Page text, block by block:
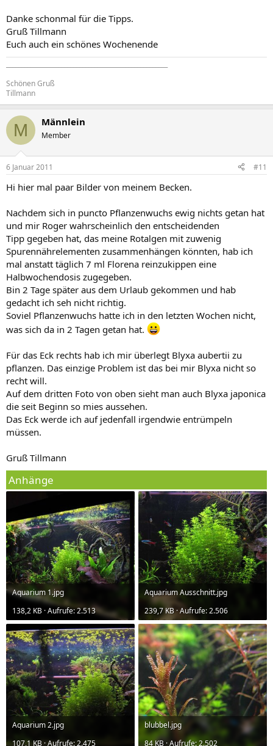
Danke schonmal für die Tipps.
Gruß Tillmann
Euch auch ein schönes Wochenende
Schönen Gruß
Tillmann
M Männlein
Member
6 Januar 2011 #11
Hi hier mal paar Bilder von meinem Becken.
Nachdem sich in puncto Pflanzenwuchs ewig nichts getan hat
und mir Roger wahrscheinlich den entscheidenden
Tipp gegeben hat, das meine Rotalgen mit zuwenig
Spurennährelementen zusammenhängen könnten, hab ich
mal anstatt täglich 7 ml Florena reinzukippen eine
Halbwochendosis zugegeben.
Bin 2 Tage später aus dem Urlaub gekommen und hab
gedacht ich seh nicht richtig.
Soviel Pflanzenwuchs hatte ich in den letzten Wochen nicht,
was sich da in 2 Tagen getan hat.
Für das Eck rechts hab ich mir überlegt Blyxa aubertii zu
pflanzen. Das einzige Problem ist das bei mir Blyxa nicht so
recht will.
Auf dem dritten Foto von oben sieht man auch Blyxa japonica
die seit Beginn so mies aussehen.
Das Eck werde ich auf jedenfall irgendwie entrümpeln
müssen.
Gruß Tillmann
Anhänge
Aquarium 1.jpg
138,2 KB · Aufrufe: 2.513
Aquarium Ausschnitt.jpg
239,7 KB · Aufrufe: 2.506
Aquarium 2.jpg
107,1 KB · Aufrufe: 2.475
blubbel.jpg
84 KB · Aufrufe: 2.502